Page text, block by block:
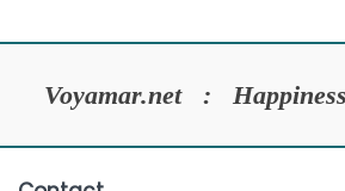
Voyamar.net :